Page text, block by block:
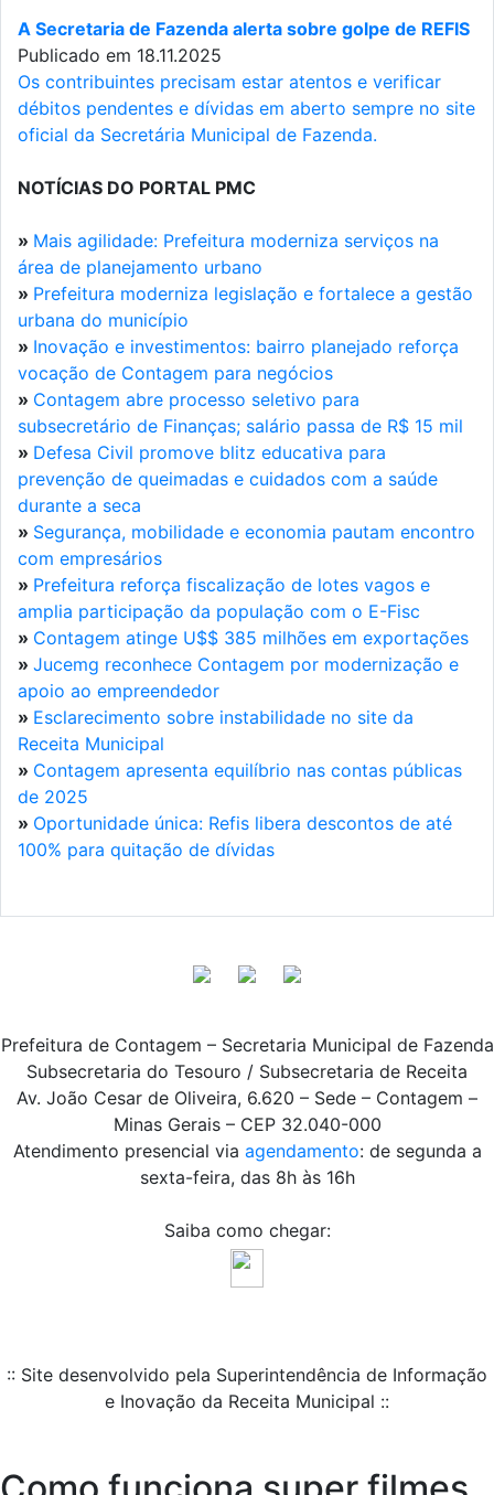
A Secretaria de Fazenda alerta sobre golpe de REFIS
Publicado em 18.11.2025
Os contribuintes precisam estar atentos e verificar
débitos pendentes e dívidas em aberto sempre no site
oficial da Secretária Municipal de Fazenda.
NOTÍCIAS DO PORTAL PMC
» Mais agilidade: Prefeitura moderniza serviços na
área de planejamento urbano
» Prefeitura moderniza legislação e fortalece a gestão
urbana do município
» Inovação e investimentos: bairro planejado reforça
vocação de Contagem para negócios
» Contagem abre processo seletivo para
subsecretário de Finanças; salário passa de R$ 15 mil
» Defesa Civil promove blitz educativa para
prevenção de queimadas e cuidados com a saúde
durante a seca
» Segurança, mobilidade e economia pautam encontro
com empresários
» Prefeitura reforça fiscalização de lotes vagos e
amplia participação da população com o E-Fisc
» Contagem atinge U$$ 385 milhões em exportações
» Jucemg reconhece Contagem por modernização e
apoio ao empreendedor
» Esclarecimento sobre instabilidade no site da
Receita Municipal
» Contagem apresenta equilíbrio nas contas públicas
de 2025
» Oportunidade única: Refis libera descontos de até
100% para quitação de dívidas
Prefeitura de Contagem – Secretaria Municipal de Fazenda
Subsecretaria do Tesouro / Subsecretaria de Receita
Av. João Cesar de Oliveira, 6.620 – Sede – Contagem –
Minas Gerais – CEP 32.040-000
Atendimento presencial via agendamento: de segunda a
sexta-feira, das 8h às 16h
Saiba como chegar:
:: Site desenvolvido pela Superintendência de Informação
e Inovação da Receita Municipal ::